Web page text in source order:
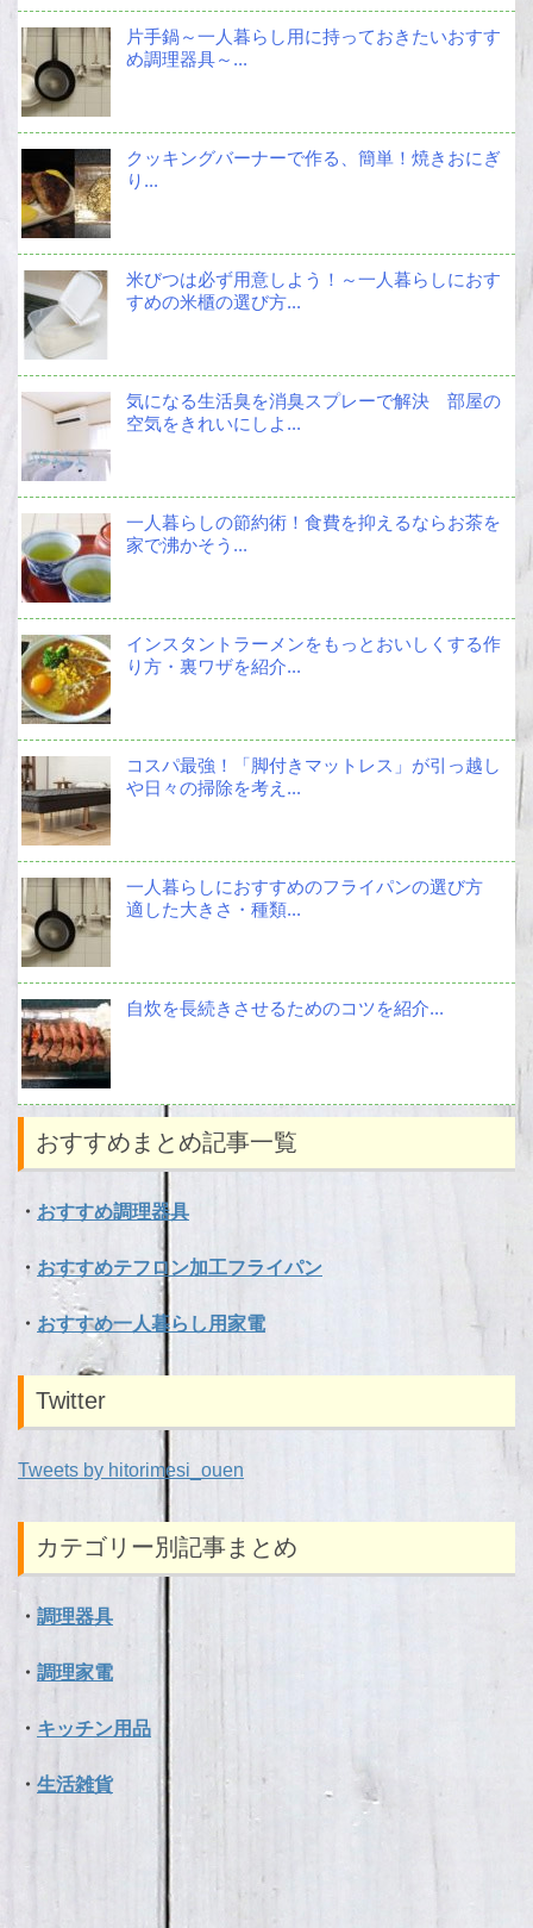
片手鍋～一人暮らし用に持っておきたいおすす
め調理器具～...
クッキングバーナーで作る、簡単！焼きおにぎ
り...
米びつは必ず用意しよう！～一人暮らしにおす
すめの米櫃の選び方...
気になる生活臭を消臭スプレーで解決 部屋の
空気をきれいにしよ...
一人暮らしの節約術！食費を抑えるならお茶を
家で沸かそう...
インスタントラーメンをもっとおいしくする作
り方・裏ワザを紹介...
コスパ最強！「脚付きマットレス」が引っ越し
や日々の掃除を考え...
一人暮らしにおすすめのフライパンの選び方
適した大きさ・種類...
自炊を長続きさせるためのコツを紹介...
おすすめまとめ記事一覧
・ おすすめ調理器具
・ おすすめテフロン加工フライパン
・ おすすめ一人暮らし用家電
Twitter
Tweets by hitorimesi_ouen
カテゴリー別記事まとめ
・ 調理器具
・ 調理家電
・ キッチン用品
・ 生活雑貨